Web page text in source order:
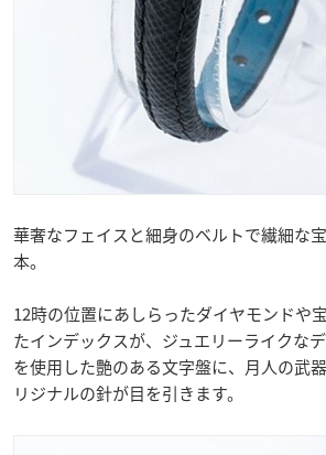
華奢なフェイスと細身のベルトで繊細な
本。
12時の位置にあしらったダイヤモンドや
たインデックスが、ジュエリーライクな
を使用した艶のある文字盤に、月人の武
リジナルの針が目を引きます。